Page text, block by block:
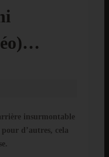
insurmontable
d’autres, cela